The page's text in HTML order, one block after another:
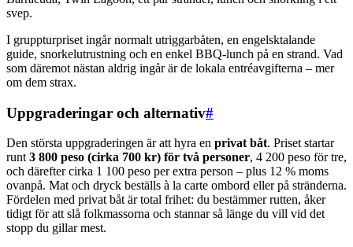
svep.
I gruppturpriset ingår normalt utriggarbåten, en engelsktalande
guide, snorkelutrustning och en enkel BBQ-lunch på en strand. Vad
som däremot nästan aldrig ingår är de lokala entréavgifterna – mer
om dem strax.
Uppgraderingar och alternativ#
Den största uppgraderingen är att hyra en privat båt. Priset startar
runt 3 800 peso (cirka 700 kr) för två personer, 4 200 peso för tre,
och därefter cirka 1 100 peso per extra person – plus 12 % moms
ovanpå. Mat och dryck beställs à la carte ombord eller på stränderna.
Fördelen med privat båt är total frihet: du bestämmer rutten, åker
tidigt för att slå folkmassorna och stannar så länge du vill vid det
stopp du gillar mest.